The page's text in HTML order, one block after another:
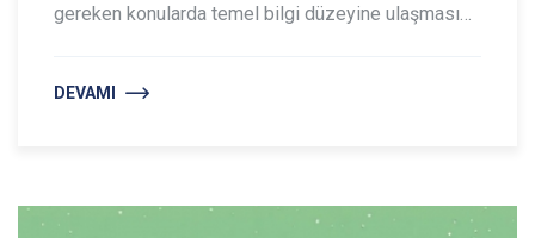
gereken konularda temel bilgi düzeyine ulaşması
DEVAMI